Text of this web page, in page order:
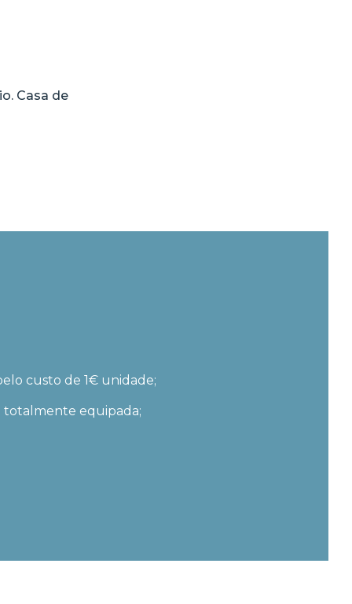
Casa de
custo de 1€ unidade;
totalmente equipada;